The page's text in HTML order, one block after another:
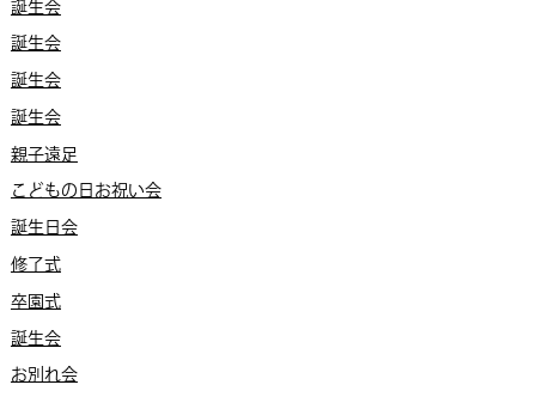
誕生会
誕生会
誕生会
誕生会
親子遠足
こどもの日お祝い会
誕生日会
修了式
卒園式
誕生会
お別れ会